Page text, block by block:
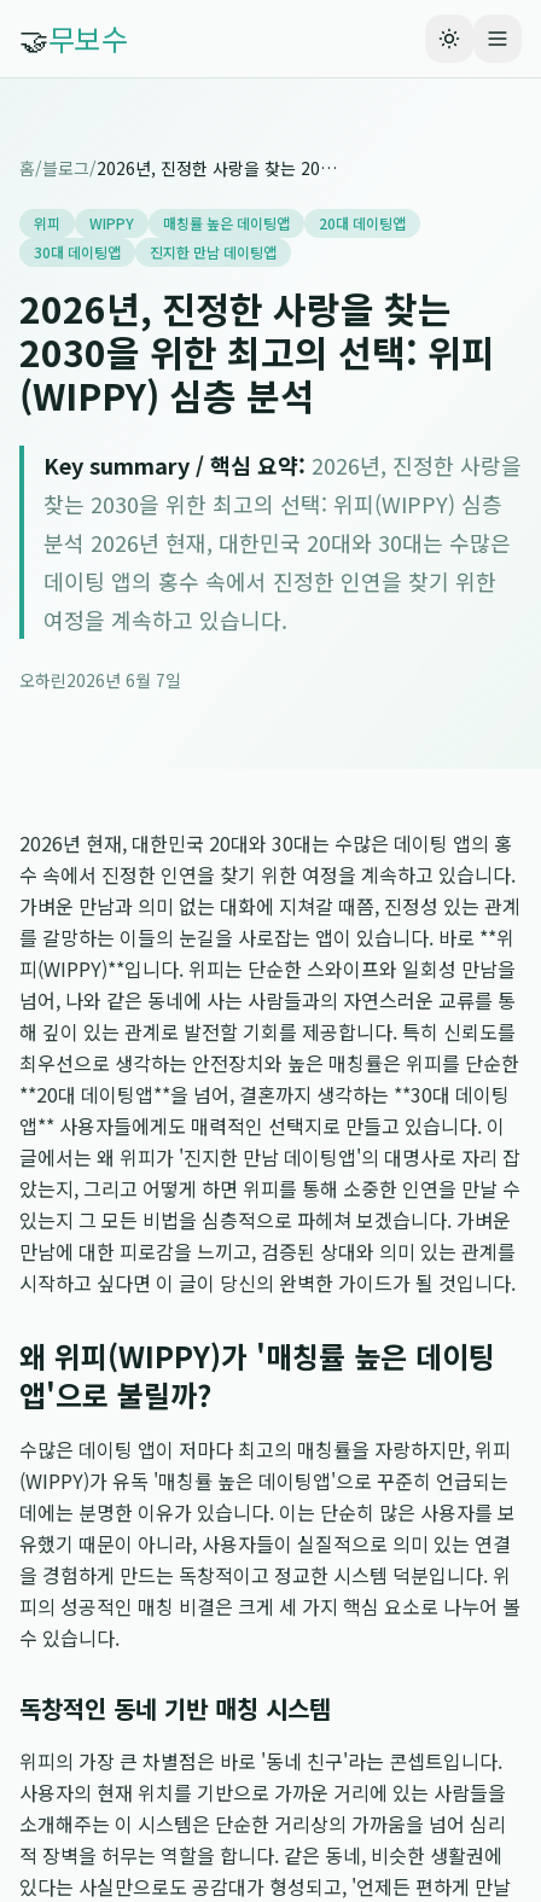
🤝무보수
홈/블로그/ 2026년, 진정한 사랑을 찾는 2030을 위한 최고의 선택: 위피(WIPPY) 심층 분석
위피 WIPPY 매칭률 높은 데이팅앱
20대 데이팅앱
30대 데이팅앱
진지한 만남 데이팅앱
2026년, 진정한 사랑을 찾는
2030을 위한 최고의 선택: 위피
(WIPPY) 심층 분석
Key summary / 핵심 요약: 2026년, 진정한 사랑을
찾는 2030을 위한 최고의 선택: 위피(WIPPY) 심층
분석 2026년 현재, 대한민국 20대와 30대는 수많은
데이팅 앱의 홍수 속에서 진정한 인연을 찾기 위한
여정을 계속하고 있습니다.
오하린2026년 6월 7일
2026년 현재, 대한민국 20대와 30대는 수많은 데이팅 앱의 홍
수 속에서 진정한 인연을 찾기 위한 여정을 계속하고 있습니다.
가벼운 만남과 의미 없는 대화에 지쳐갈 때쯤, 진정성 있는 관계
를 갈망하는 이들의 눈길을 사로잡는 앱이 있습니다. 바로 **위
피(WIPPY)**입니다. 위피는 단순한 스와이프와 일회성 만남을
넘어, 나와 같은 동네에 사는 사람들과의 자연스러운 교류를 통
해 깊이 있는 관계로 발전할 기회를 제공합니다. 특히 신뢰도를
최우선으로 생각하는 안전장치와 높은 매칭률은 위피를 단순한
**20대 데이팅앱**을 넘어, 결혼까지 생각하는 **30대 데이팅
앱** 사용자들에게도 매력적인 선택지로 만들고 있습니다. 이
글에서는 왜 위피가 '진지한 만남 데이팅앱'의 대명사로 자리 잡
았는지, 그리고 어떻게 하면 위피를 통해 소중한 인연을 만날 수
있는지 그 모든 비법을 심층적으로 파헤쳐 보겠습니다. 가벼운
만남에 대한 피로감을 느끼고, 검증된 상대와 의미 있는 관계를
시작하고 싶다면 이 글이 당신의 완벽한 가이드가 될 것입니다.
왜 위피(WIPPY)가 '매칭률 높은 데이팅
앱'으로 불릴까?
수많은 데이팅 앱이 저마다 최고의 매칭률을 자랑하지만, 위피
(WIPPY)가 유독 '매칭률 높은 데이팅앱'으로 꾸준히 언급되는
데에는 분명한 이유가 있습니다. 이는 단순히 많은 사용자를 보
유했기 때문이 아니라, 사용자들이 실질적으로 의미 있는 연결
을 경험하게 만드는 독창적이고 정교한 시스템 덕분입니다. 위
피의 성공적인 매칭 비결은 크게 세 가지 핵심 요소로 나누어 볼
수 있습니다.
독창적인 동네 기반 매칭 시스템
위피의 가장 큰 차별점은 바로 '동네 친구'라는 콘셉트입니다.
사용자의 현재 위치를 기반으로 가까운 거리에 있는 사람들을
소개해주는 이 시스템은 단순한 거리상의 가까움을 넘어 심리
적 장벽을 허무는 역할을 합니다. 같은 동네, 비슷한 생활권에
있다는 사실만으로도 공감대가 형성되고, '언제든 편하게 만날